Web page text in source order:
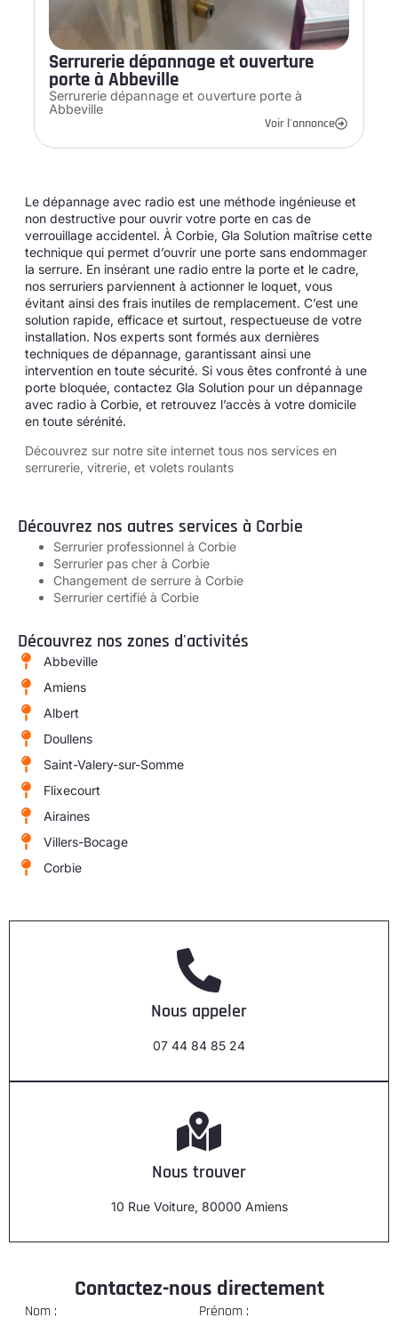
Serrurerie dépannage et ouverture
porte à Abbeville
Serrurerie dépannage et ouverture porte à
Abbeville
Voir l'annonce
Le dépannage avec radio est une méthode ingénieuse et
non destructive pour ouvrir votre porte en cas de
verrouillage accidentel. À Corbie, Gla Solution maîtrise cette
technique qui permet d’ouvrir une porte sans endommager
la serrure. En insérant une radio entre la porte et le cadre,
nos serruriers parviennent à actionner le loquet, vous
évitant ainsi des frais inutiles de remplacement. C’est une
solution rapide, efficace et surtout, respectueuse de votre
installation. Nos experts sont formés aux dernières
techniques de dépannage, garantissant ainsi une
intervention en toute sécurité. Si vous êtes confronté à une
porte bloquée, contactez Gla Solution pour un dépannage
avec radio à Corbie, et retrouvez l’accès à votre domicile
en toute sérénité.
Découvrez sur notre site internet tous nos services en
serrurerie, vitrerie, et volets roulants
Découvrez nos autres services à Corbie
Serrurier professionnel à Corbie
Serrurier pas cher à Corbie
Changement de serrure à Corbie
Serrurier certifié à Corbie
Découvrez nos zones d'activités
Abbeville
Amiens
Albert
Doullens
Saint-Valery-sur-Somme
Flixecourt
Airaines
Villers-Bocage
Corbie
Nous appeler
07 44 84 85 24
Nous trouver
10 Rue Voiture, 80000 Amiens
Contactez-nous directement
Nom : Prénom :